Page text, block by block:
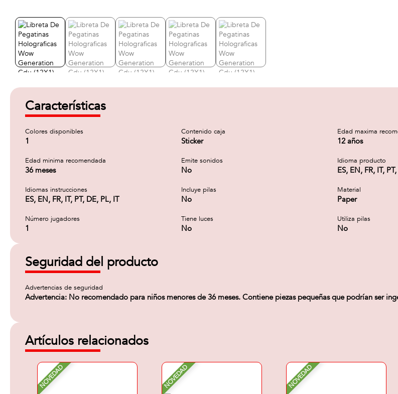
Características
Colores disponibles
1
Contenido caja
Sticker
Edad maxima
12 años
Edad minima recomendada
36 meses
Emite sonidos
No
Idioma producto
ES, EN, FR, IT,
Idiomas instrucciones
ES, EN, FR, IT, PT, DE, PL, IT
Incluye pilas
No
Material
Paper
Número jugadores
1
Tiene luces
No
Utiliza pilas
No
Seguridad del producto
Advertencias de seguridad
Advertencia: No recomendado para niños menores de 36 meses. Contiene piezas pequeñas que podrían ser
Artículos relacionados
NOVEDAD NOVEDAD NOVEDAD